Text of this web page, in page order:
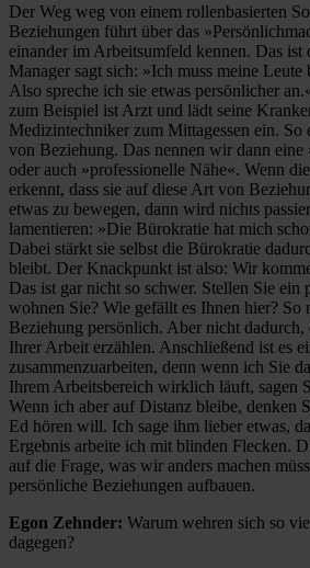
Der Weg weg von einem rollenbasierten
Beziehungen führt über das
einander im Arbeitsumfeld kennen. Das ist
Manager sagt sich: »Ich muss meine Leute
Also spreche ich sie etwas persönlicher
zum Beispiel ist Arzt und lädt seine
Medizintechniker zum Mittagessen ein. So
von Beziehung. Das nennen wir dann
oder auch »professionelle Nähe«. Wenn
erkennt, dass sie auf diese Art von
etwas zu bewegen, dann wird nichts
lamentieren: »Die Bürokratie hat mich
Dabei stärkt sie selbst die Bürokratie
bleibt. Der Knackpunkt ist also: Wir
Das ist gar nicht so schwer. Stellen Sie ein
wohnen Sie? Wie gefällt es Ihnen hier? So
Beziehung persönlich. Aber nicht dadurch,
Ihrer Arbeit erzählen. Anschließend ist es
zusammenzuarbeiten, denn wenn ich Sie
Ihrem Arbeitsbereich wirklich läuft, sagen
Wenn ich aber auf Distanz bleibe, denken
Ed hören will. Ich sage ihm lieber etwas,
Ergebnis arbeite ich mit blinden Flecken.
auf die Frage, was wir anders machen
persönliche Beziehungen aufbauen.
Egon Zehnder: Warum wehren sich so
dagegen?